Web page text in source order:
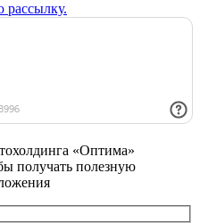
рассылку.
«Оптима»
получать полезную